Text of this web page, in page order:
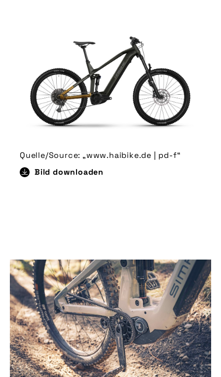
Quelle/Source: „www.haibike.de | pd-f“
Bild downloaden